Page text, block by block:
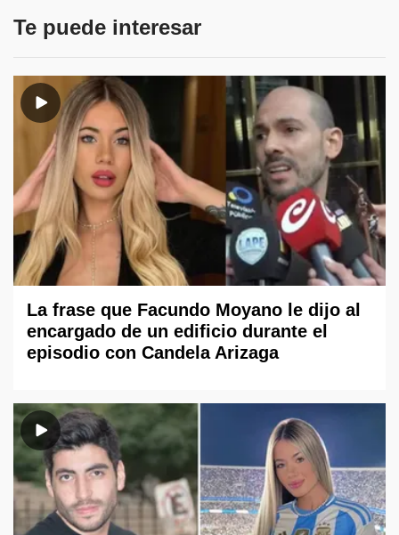
Te puede interesar
La frase que Facundo Moyano le dijo al
encargado de un edificio durante el
episodio con Candela Arizaga